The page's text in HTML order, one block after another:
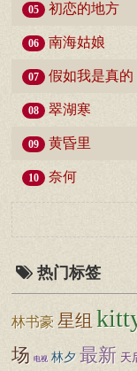
05 初恋的地方
06 南海姑娘
07 假如我是真的
08 翠湖寒
09 黄昏里
10 奈何
热门标签
林书豪 星组
场 电视 林夕 最新 天